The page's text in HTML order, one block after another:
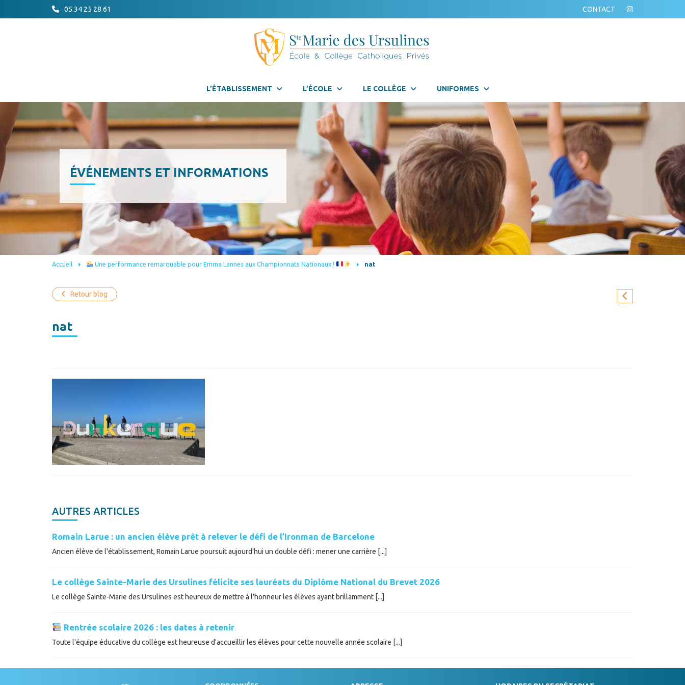
05 34 25 28 61 CONTACT
L’ÉTABLISSEMENT L’ÉCOLE LE COLLÈGE UNIFORMES
ÉVÉNEMENTS ET INFORMATIONS
Accueil Une performance remarquable pour Emma Lannes aux Championnats Nationaux ! nat
Retour blog
nat
AUTRES ARTICLES
Romain Larue : un ancien élève prêt à relever le défi de l’Ironman de Barcelone
Ancien élève de l'établissement, Romain Larue poursuit aujourd'hui un double défi : mener une carrière [...]
Le collège Sainte-Marie des Ursulines félicite ses lauréats du Diplôme National du Brevet 2026
Le collège Sainte-Marie des Ursulines est heureux de mettre à l'honneur les élèves ayant brillamment [...]
Rentrée scolaire 2026 : les dates à retenir
Toute l'équipe éducative du collège est heureuse d'accueillir les élèves pour cette nouvelle année scolaire [...]